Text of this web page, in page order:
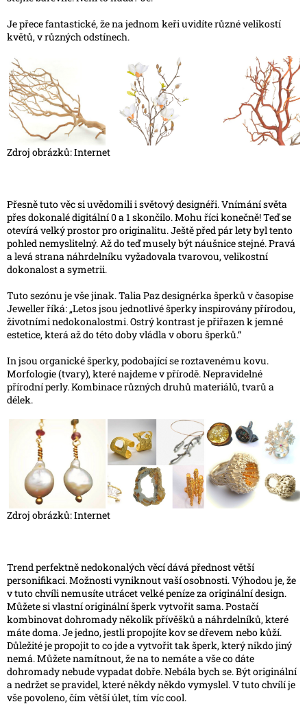
Je přece fantastické, že na jednom keři uvidíte různé velikostí
květů, v různých odstínech.
Zdroj obrázků: Internet
Přesně tuto věc si uvědomili i světový designéři. Vnímání světa
přes dokonalé digitální 0 a 1 skončilo. Mohu říci konečně! Teď se
otevírá velký prostor pro originalitu. Ještě před pár lety byl tento
pohled nemyslitelný. Až do teď musely být náušnice stejné. Pravá
a levá strana náhrdelníku vyžadovala tvarovou, velikostní
dokonalost a symetrii.
Tuto sezónu je vše jinak. Talia Paz designérka šperků v časopise
Jeweller říká: „Letos jsou jednotlivé šperky inspirovány přírodou,
životními nedokonalostmi. Ostrý kontrast je přiřazen k jemné
estetice, která až do této doby vládla v oboru šperků.“
In jsou organické šperky, podobající se roztavenému kovu.
Morfologie (tvary), které najdeme v přírodě. Nepravidelné
přírodní perly. Kombinace různých druhů materiálů, tvarů a
délek.
Zdroj obrázků: Internet
Trend perfektně nedokonalých věcí dává přednost větší
personifikaci. Možnosti vyniknout vaší osobnosti. Výhodou je, že
v tuto chvíli nemusíte utrácet velké peníze za originální design.
Můžete si vlastní originální šperk vytvořit sama. Postačí
kombinovat dohromady několik přívěšků a náhrdelníků, které
máte doma. Je jedno, jestli propojíte kov se dřevem nebo kůží.
Důležité je propojit to co jde a vytvořit tak šperk, který nikdo jiný
nemá. Můžete namítnout, že na to nemáte a vše co dáte
dohromady nebude vypadat dobře. Nebála bych se. Být originální
a nedržet se pravidel, které někdy někdo vymyslel. V tuto chvílí je
vše povoleno, čím větší úlet, tím víc cool.